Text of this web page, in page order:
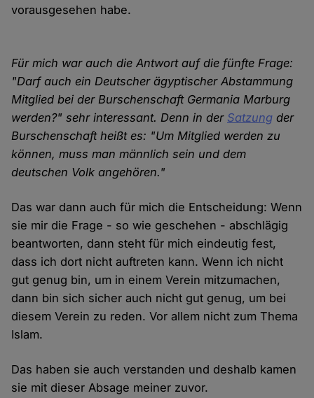
vorausgesehen habe.
Für mich war auch die Antwort auf die fünfte Frage:
"Darf auch ein Deutscher ägyptischer Abstammung
Mitglied bei der Burschenschaft Germania Marburg
werden?" sehr interessant. Denn in der Satzung der
Burschenschaft heißt es: "Um Mitglied werden zu
können, muss man männlich sein und dem
deutschen Volk angehören."
Das war dann auch für mich die Entscheidung: Wenn
sie mir die Frage - so wie geschehen - abschlägig
beantworten, dann steht für mich eindeutig fest,
dass ich dort nicht auftreten kann. Wenn ich nicht
gut genug bin, um in einem Verein mitzumachen,
dann bin sich sicher auch nicht gut genug, um bei
diesem Verein zu reden. Vor allem nicht zum Thema
Islam.
Das haben sie auch verstanden und deshalb kamen
sie mit dieser Absage meiner zuvor.